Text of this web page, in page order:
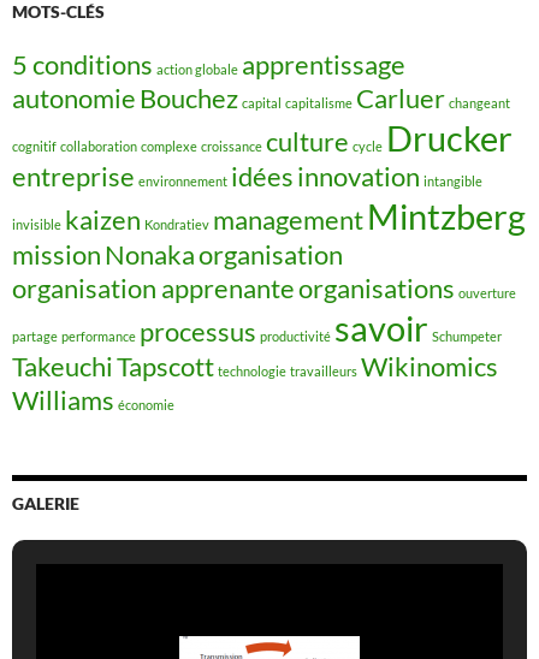
MOTS-CLÉS
5 conditions action globale apprentissage
autonomie Bouchez capital capitalisme Carluer changeant
cognitif collaboration complexe croissance culture cycle Drucker
entreprise environnement idéesinnovation intangible
invisible kaizen Kondratiev managementMintzberg
mission Nonakaorganisation
organisation apprenanteorganisations ouverture
partage performance processus productivité savoir Schumpeter
TakeuchiTapscott technologie travailleurs Wikinomics
Williams économie
GALERIE